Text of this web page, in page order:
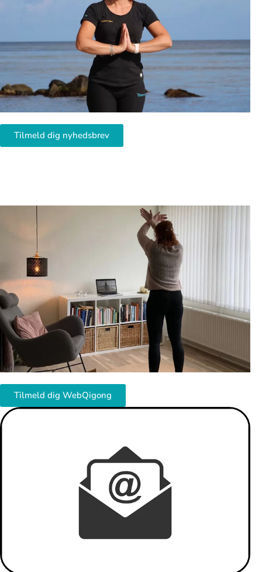
Tilmeld dig nyhedsbrev
Tilmeld dig WebQigong